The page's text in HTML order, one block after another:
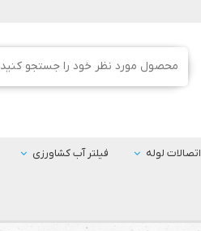
اتصالات لوله فیلتر آب کشاورزی